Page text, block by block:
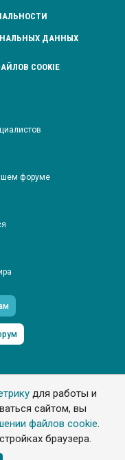
для работы и
сайтом, вы
файлов cookie.
браузера.
ДАННЫХ
COOKIE
форуме
защищены
с обязательной